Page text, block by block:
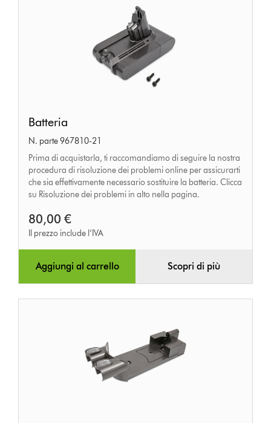
Batteria
N. parte 967810-21
Prima di acquistarla, ti raccomandiamo di seguire la nostra
procedura di risoluzione dei problemi online per assicurarti
che sia effettivamente necessario sostituire la batteria. Clicca
su Risoluzione dei problemi in alto nella pagina.
80,00 €
Il prezzo include l’IVA
Aggiungi al carrello Scopri di più